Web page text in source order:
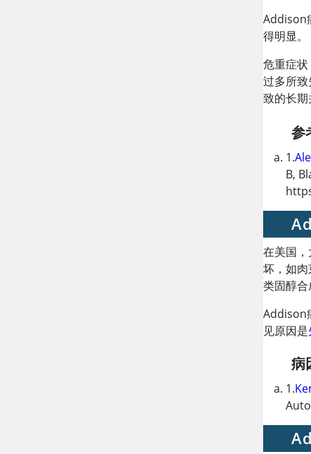
Addison
得明显。
危重症
过多所
致的长期
参
1.
B,
在美国
坏，如
类固醇合
Addison
见原因是
病
1.